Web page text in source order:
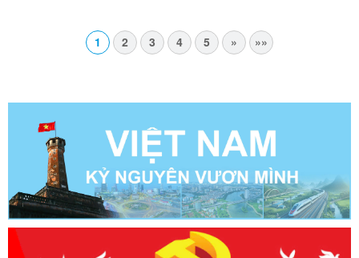
1 2 3 4 5 » »»